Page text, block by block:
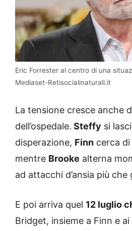
Eric Forrester al centro di una
Mediaset-Retisocialinaturali.it
La tensione cresce anche
dell’ospedale. Steffy si
disperazione, Finn cerca
mentre Brooke alterna
ad attacchi d’ansia più
E poi arriva quel 12 luglio
Bridget, insieme a Finn e